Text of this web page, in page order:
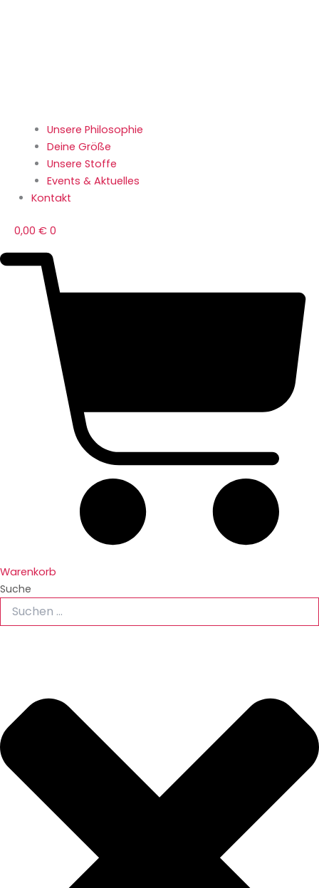
Unsere Philosophie
Deine Größe
Unsere Stoffe
Events & Aktuelles
Kontakt
0,00 € 0
Warenkorb
Suche